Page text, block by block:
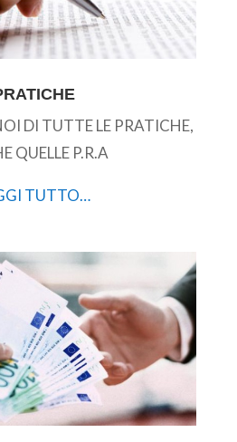
DI TUTTE LE PRATICHE,
QUELLE P.R.A
TUTTO…